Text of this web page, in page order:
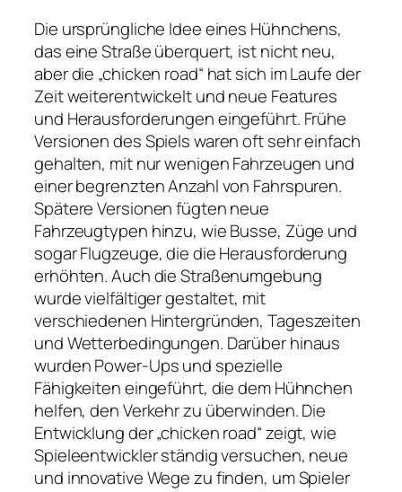
Die ursprüngliche Idee eines Hühnchens,
das eine Straße überquert, ist nicht neu,
aber die „chicken road“ hat sich im Laufe der
Zeit weiterentwickelt und neue Features
und Herausforderungen eingeführt. Frühe
Versionen des Spiels waren oft sehr einfach
gehalten, mit nur wenigen Fahrzeugen und
einer begrenzten Anzahl von Fahrspuren.
Spätere Versionen fügten neue
Fahrzeugtypen hinzu, wie Busse, Züge und
sogar Flugzeuge, die die Herausforderung
erhöhten. Auch die Straßenumgebung
wurde vielfältiger gestaltet, mit
verschiedenen Hintergründen, Tageszeiten
und Wetterbedingungen. Darüber hinaus
wurden Power-Ups und spezielle
Fähigkeiten eingeführt, die dem Hühnchen
helfen, den Verkehr zu überwinden. Die
Entwicklung der „chicken road“ zeigt, wie
Spieleentwickler ständig versuchen, neue
und innovative Wege zu finden, um Spieler